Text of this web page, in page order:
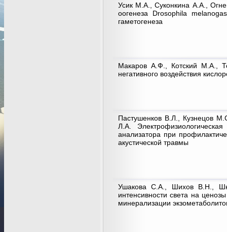
Усик М.А., Суконкина А.А.,
оогенеза Drosophila
гаметогенеза
Макаров А.Ф., Котский М.А.,
негативного воздействия
Пастушенков В.Л., Кузнецов
Л.А.
анализатора при
акустической травмы
Ушакова С.А., Шихов В.Н.,
интенсивности света на
минерализации